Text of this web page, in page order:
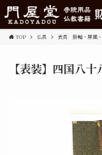
TOP 仏具 表具 掛軸・屏風
【表装】四国八